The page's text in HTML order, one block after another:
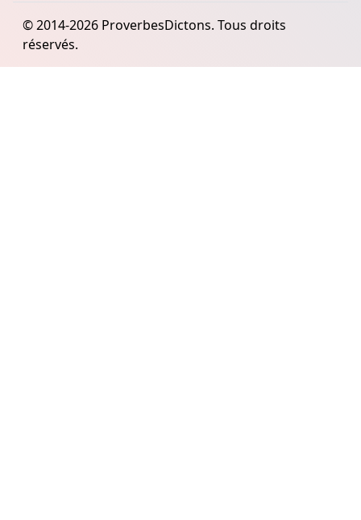
© 2014-2026 ProverbesDictons. Tous droits
réservés.